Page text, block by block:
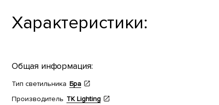
Характеристики:
Общая информация:
Тип светильника Бра
Производитель TK Lighting